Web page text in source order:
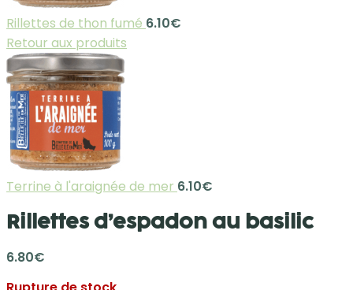
Rillettes de thon fumé 6.10€
Retour aux produits
Terrine à l'araignée de mer 6.10€
Rillettes d’espadon au basilic
6.80€